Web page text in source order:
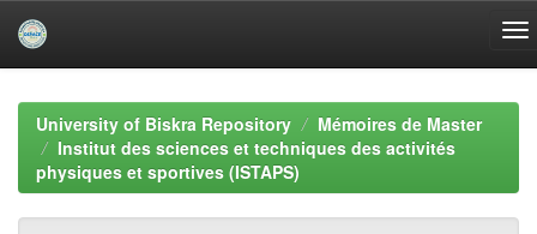
navigationUniversity of Biskra Repository
Mémoires de Master
Institut des sciences et techniques des activités
physiques et sportives (ISTAPS)